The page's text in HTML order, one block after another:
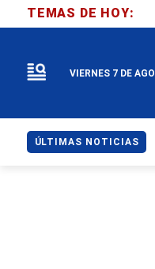
TEMAS DE HOY:
VIERNES 7 DE
ÚLTIMAS NOTICIAS